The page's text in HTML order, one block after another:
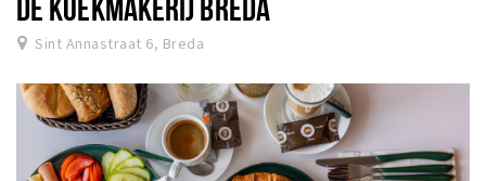
DE KOEKMAKERIJ BREDA
Sint Annastraat 6, Breda